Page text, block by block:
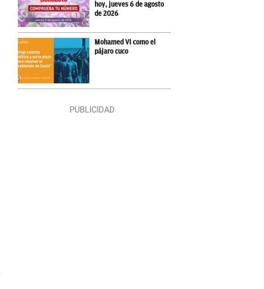
hoy, jueves 6 de agosto
de 2026
Mohamed VI como el
pájaro cuco